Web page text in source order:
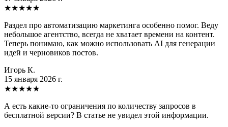
★★★★★
Раздел про автоматизацию маркетинга особенно помог. Веду
небольшое агентство, всегда не хватает времени на контент.
Теперь понимаю, как можно использовать AI для генерации
идей и черновиков постов.
Игорь К.
15 января 2026 г.
★★★★★
А есть какие-то ограничения по количеству запросов в
бесплатной версии? В статье не увидел этой информации.